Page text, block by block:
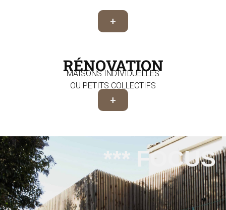
+
RÉNOVATION
MAISONS INDIVIDUELLES
OU PETITS COLLECTIFS
+
*** FOCUS